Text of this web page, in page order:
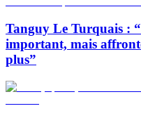
Tanguy Le Turquais :
important, mais
plus”